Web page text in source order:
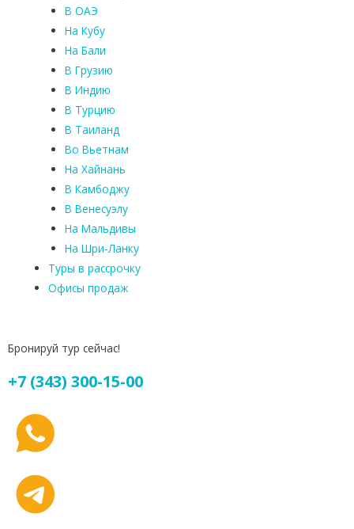
В ОАЭ
На Кубу
На Бали
В Грузию
В Индию
В Турцию
В Таиланд
Во Вьетнам
На Хайнань
В Камбоджу
В Венесуэлу
На Мальдивы
На Шри-Ланку
Туры в рассрочку
Офисы продаж
Бронируй тур сейчас!
+7 (343) 300-15-00